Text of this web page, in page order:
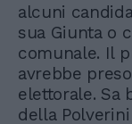
alcuni
sua Giunta o
comunale. Il
avrebbe
elettorale. Sa
della